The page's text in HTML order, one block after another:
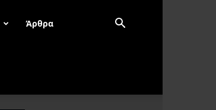
Άρθρα